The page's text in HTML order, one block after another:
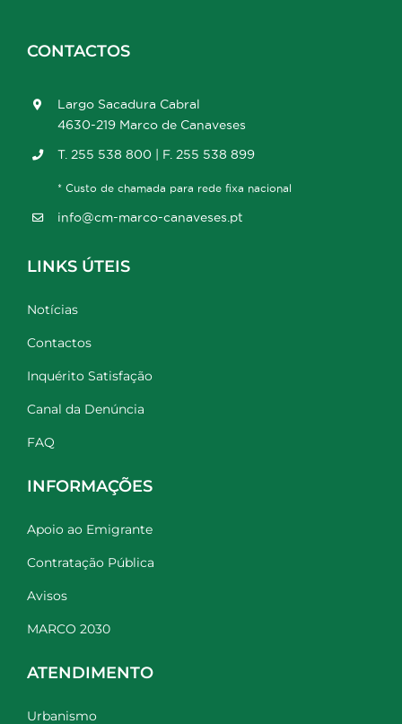
CONTACTOS
Largo Sacadura Cabral
4630-219 Marco de Canaveses
T. 255 538 800 | F. 255 538 899
* Custo de chamada para rede fixa nacional
info@cm-marco-canaveses.pt
LINKS ÚTEIS
Notícias
Contactos
Inquérito Satisfação
Canal da Denúncia
FAQ
INFORMAÇÕES
Apoio ao Emigrante
Contratação Pública
Avisos
MARCO 2030
ATENDIMENTO
Urbanismo